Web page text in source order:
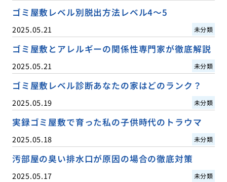
ゴミ屋敷レベル別脱出方法レベル4〜5
2025.05.21 未分類
ゴミ屋敷とアレルギーの関係性専門家が徹底解説
2025.05.21 未分類
ゴミ屋敷レベル診断あなたの家はどのランク？
2025.05.19 未分類
実録ゴミ屋敷で育った私の子供時代のトラウマ
2025.05.18 未分類
汚部屋の臭い排水口が原因の場合の徹底対策
2025.05.17 未分類